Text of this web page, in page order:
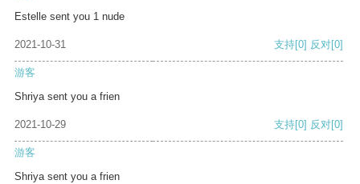
Estelle sent you 1 nude
2021-10-31 支持[0] 反对[0]
游客
Shriya sent you a frien
2021-10-29 支持[0] 反对[0]
游客
Shriya sent you a frien